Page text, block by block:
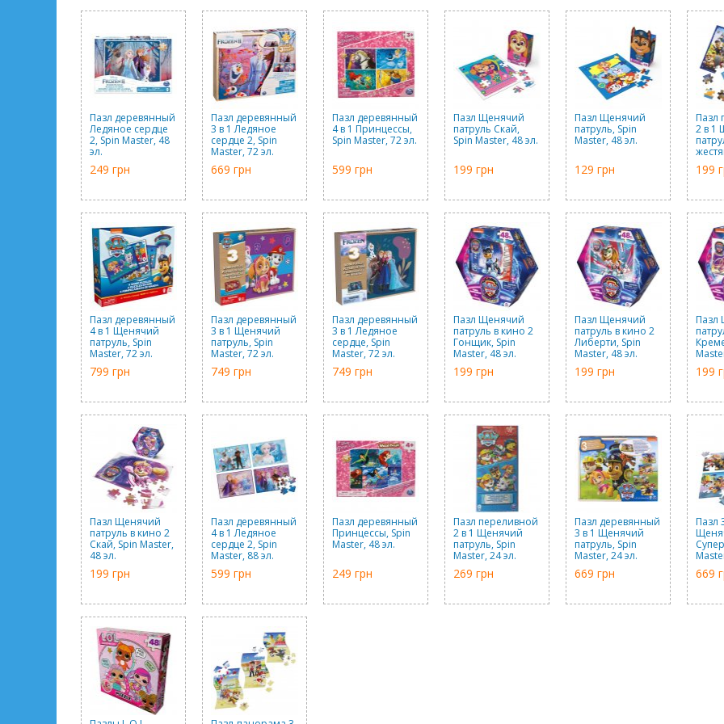
Пазл деревянный
Ледяное сердце
2, Spin Master, 48
эл.
249 грн
Пазл деревянный
3 в 1 Ледяное
сердце 2, Spin
Master, 72 эл.
669 грн
Пазл деревянный
4 в 1 Принцессы,
Spin Master, 72 эл.
599 грн
Пазл Щенячий
патруль Скай,
Spin Master, 48 эл.
199 грн
Пазл Щенячий
патруль, Spin
Master, 48 эл.
129 грн
Пазл
2 в 1
199
Пазл деревянный
4 в 1 Щенячий
патруль, Spin
Master, 72 эл.
799 грн
Пазл деревянный
3 в 1 Щенячий
патруль, Spin
Master, 72 эл.
749 грн
Пазл деревянный
3 в 1 Ледяное
сердце, Spin
Master, 72 эл.
749 грн
Пазл Щенячий
патруль в кино 2
Гонщик, Spin
Master, 48 эл.
199 грн
Пазл Щенячий
патруль в кино 2
Либерти, Spin
Master, 48 эл.
199 грн
Пазл
199
Пазл Щенячий
патруль в кино 2
Скай, Spin Master,
48 эл.
199 грн
Пазл деревянный
4 в 1 Ледяное
сердце 2, Spin
Master, 88 эл.
599 грн
Пазл деревянный
Принцессы, Spin
Master, 48 эл.
249 грн
Пазл переливной
2 в 1 Щенячий
патруль, Spin
Master, 24 эл.
269 грн
Пазл деревянный
3 в 1 Щенячий
патруль, Spin
Master, 24 эл.
669 грн
Пазл
669